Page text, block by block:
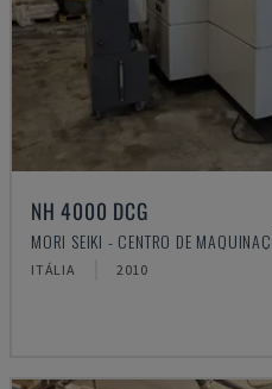
NH 4000 DCG
MORI SEIKI - CENTRO DE
ITÁLIA 2010